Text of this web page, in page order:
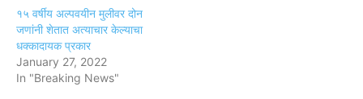
१५ वर्षीय अल्पवयीन मुलीवर दोन
जणांनी शेतात अत्याचार केल्याचा
धक्कादायक प्रकार
January 27, 2022
In "Breaking News"